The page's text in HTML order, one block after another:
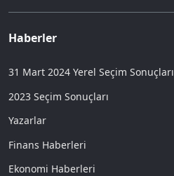
Haberler
31 Mart 2024 Yerel Seçim Sonuçları
2023 Seçim Sonuçları
Yazarlar
Finans Haberleri
Ekonomi Haberleri